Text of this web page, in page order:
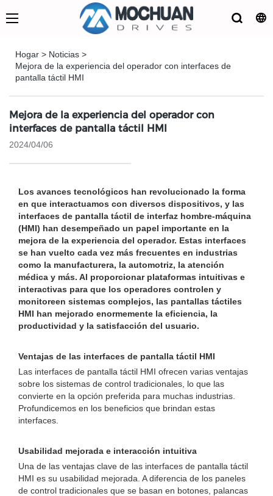
Hogar > Noticias >
Mejora de la experiencia del operador con interfaces de
pantalla táctil HMI
Mejora de la experiencia del operador con
interfaces de pantalla táctil HMI
2024/04/06
Los avances tecnológicos han revolucionado la forma
en que interactuamos con diversos dispositivos, y las
interfaces de pantalla táctil de interfaz hombre-máquina
(HMI) han desempeñado un papel importante en la
mejora de la experiencia del operador. Estas interfaces
se han vuelto cada vez más frecuentes en industrias
como la manufacturera, la automotriz, la atención
médica y más. Al proporcionar plataformas intuitivas e
interactivas para que los operadores controlen y
monitoreen sistemas complejos, las pantallas táctiles
HMI han mejorado enormemente la eficiencia, la
productividad y la satisfacción del usuario.
Ventajas de las interfaces de pantalla táctil HMI
Las interfaces de pantalla táctil HMI ofrecen varias ventajas
sobre los sistemas de control tradicionales, lo que las
convierte en la opción preferida para muchas industrias.
Profundicemos en los beneficios que brindan estas
interfaces.
Usabilidad mejorada e interacción intuitiva
Una de las ventajas clave de las interfaces de pantalla táctil
HMI es su usabilidad mejorada. A diferencia de los paneles
de control tradicionales que se basan en botones, palancas